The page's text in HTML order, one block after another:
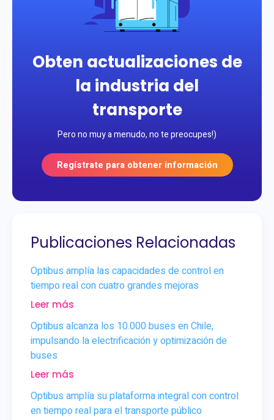
Obten actualizaciones de
la industria del
transporte
Pero no muy a menudo, no te preocupes!)
Regístrate para obtener información
Publicaciones Relacionadas
Optibus amplía las capacidades de control en
tiempo real con cuatro grandes mejoras
Leer más
Optibus alcanza los 10.000 buses en Chile,
impulsando la electrificación y optimización de
buses
Leer más
Optibus amplía su plataforma integral con control
en tiempo real para el transporte público